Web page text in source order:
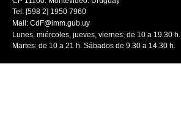
Tel: [598 2] 1950 7960
Mail: CdF@imm.gub.uy
Lunes, miércoles, jueves, viernes: de 10 a 19.30 h.
Martes: de 10 a 21 h. Sábados de 9.30 a 14.30 h.